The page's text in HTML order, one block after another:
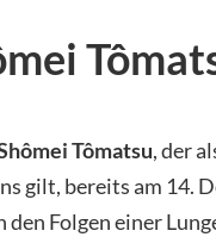
Tômatsu, der
gilt, bereits am 14.
den Folgen einer